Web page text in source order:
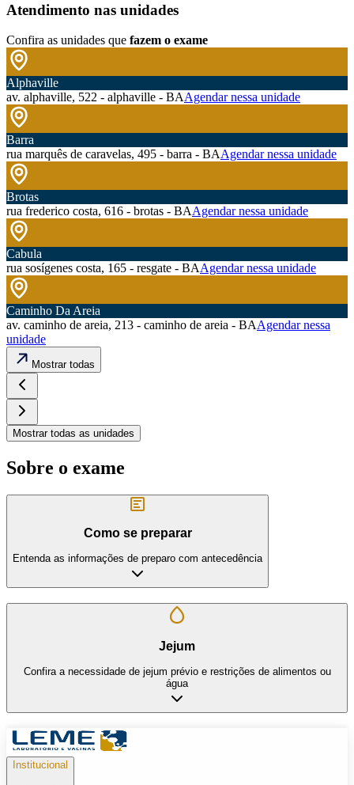
Atendimento nas unidades
Confira as unidades que fazem o exame
Alphaville
av. alphaville, 522 - alphaville - BAAgendar nessa unidade
Barra
rua marquês de caravelas, 495 - barra - BAAgendar nessa unidade
Brotas
rua frederico costa, 616 - brotas - BAAgendar nessa unidade
Cabula
rua sosígenes costa, 165 - resgate - BAAgendar nessa unidade
Caminho Da Areia
av. caminho de areia, 213 - caminho de areia - BAAgendar nessa
unidade
Mostrar todas
Mostrar todas as unidades
Sobre o exame
Como se preparar
Entenda as informações de preparo com antecedência
Jejum
Confira a necessidade de jejum prévio e restrições de alimentos ou
água
Institucional